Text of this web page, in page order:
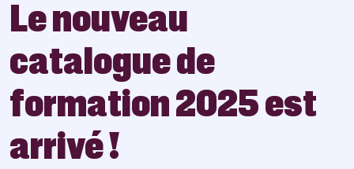
Le nouveau
catalogue de
formation 2025 est
arrivé !